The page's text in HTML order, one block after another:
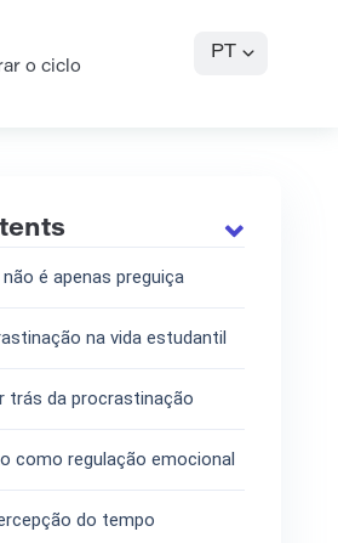
o ciclo
PT
é apenas preguiça
na vida estudantil
trás da procrastinação
como regulação emocional
do tempo